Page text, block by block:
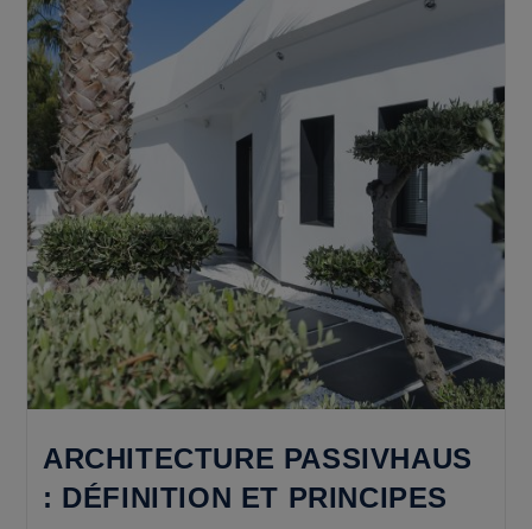
ARCHITECTURE PASSIVHAUS
: DÉFINITION ET PRINCIPES